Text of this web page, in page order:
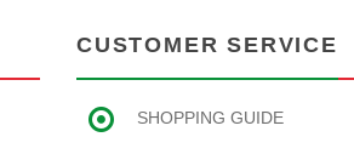
CUSTOMER SERVICE
SHOPPING GUIDE